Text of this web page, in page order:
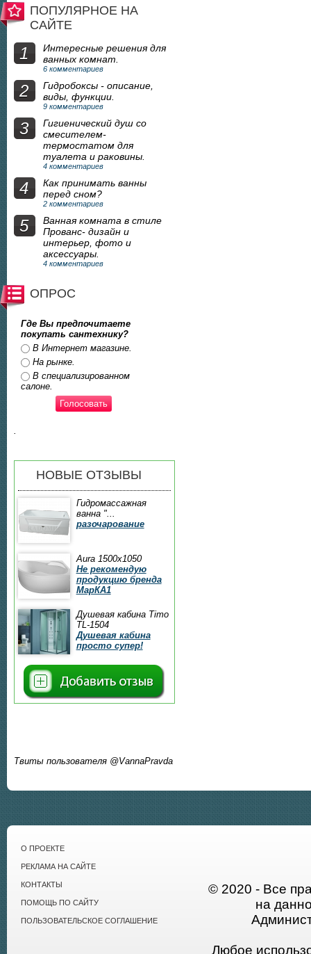
ПОПУЛЯРНОЕ НА
САЙТЕ
1
Интересные решения для
ванных комнат.
6 комментариев
2
Гидробоксы - описание,
виды, функции.
9 комментариев
3
Гигиенический душ со
смесителем-
термостатом для
туалета и раковины.
4 комментариев
4
Как принимать ванны
перед сном?
2 комментариев
5
Ванная комната в стиле
Прованс- дизайн и
интерьер, фото и
аксессуары.
4 комментариев
ОПРОС
Где Вы предпочитаете
покупать сантехнику?
Ответы
В Интернет магазине.
На рынке.
В специализированном
салоне.
НОВЫЕ ОТЗЫВЫ
Гидромассажная
ванна "...
разочарование
Aura 1500x1050
Не рекомендую
продукцию бренда
МарКА1
Душевая кабина Timo
TL-1504
Душевая кабина
просто супер!
Твиты пользователя @VannaPravda
О ПРОЕКТЕ
РЕКЛАМА НА САЙТЕ
КОНТАКТЫ
ПОМОЩЬ ПО САЙТУ
ПОЛЬЗОВАТЕЛЬСКОЕ СОГЛАШЕНИЕ
© 2020 - Все
на
Любое